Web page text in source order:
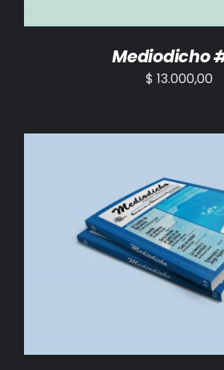
Mediodicho
$ 13.000,00
AÑADIR AL CARRITO /